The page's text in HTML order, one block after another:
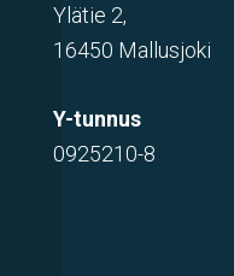
Ylätie 2,
16450 Mallusjoki
Y-tunnus
0925210-8